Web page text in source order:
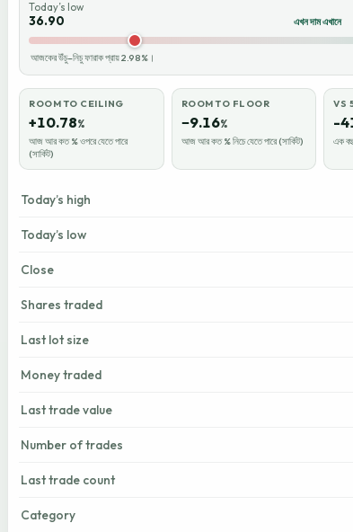
Today’s low
36.90 এখন দাম এখানে
আজকের উঁচু–নিচু ফারাক প্রায় 2.98%।
ROOM TO CEILING
+10.78%
আজ আর কত % ওপরে যেতে পারে
(সার্কিট)
ROOM TO FLOOR
−9.16%
আজ আর কত % নিচে যেতে পারে (সার্কিট)
VS
-
এক
Today’s high
Today’s low
Close
Shares traded
Last lot size
Money traded
Last trade value
Number of trades
Last trade count
Category